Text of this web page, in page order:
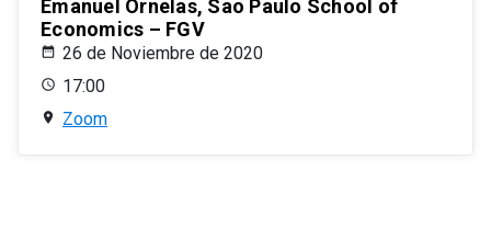
Emanuel Ornelas, Sao Paulo School of
Economics – FGV
26 de Noviembre de 2020
17:00
Zoom